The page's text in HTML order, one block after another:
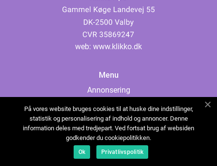
web: www.klikko.dk
Menu
Annonsering
Cookies
Kontakta oss
Sitemap
På vores website bruges cookies til at huske dine indstillinger,
statistik og personalisering af indhold og annoncer. Denne
information deles med tredjepart. Ved fortsat brug af websiden
godkender du cookiepolitikken.
Ok Privatlivspolitik